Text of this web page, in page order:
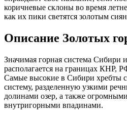
коричневые склоны во время
как их пики светятся золотым
Описание Золотых
Значимая горная система Сибири
располагается на границах КНР,
Самые высокие в Сибири хребты
систему, разделенную узкими
долинами озер, а также
внутригорными впадинами.